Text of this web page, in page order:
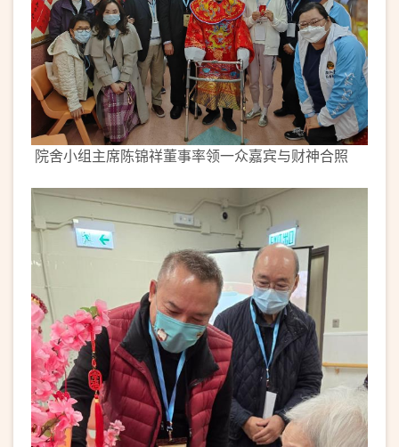
院舍小组主席陈锦祥董事率领一众嘉宾与财神合照